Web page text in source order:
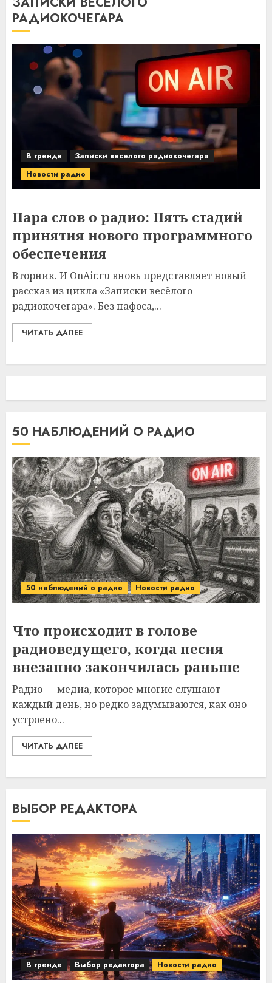
РАДИОКОЧЕГАРА
В тренде
Записки веселого радиокочегара
Новости радио
Пара слов о радио: Пять стадий
принятия нового программного
обеспечения
Вторник. И OnAir.ru вновь представляет новый
рассказ из цикла «Записки весёлого
радиокочегара». Без пафоса,...
ЧИТАТЬ ДАЛЕЕ
50 НАБЛЮДЕНИЙ О РАДИО
50 наблюдений о радио Новости радио
Что происходит в голове
радиоведущего, когда песня
внезапно закончилась раньше
Радио — медиа, которое многие слушают
каждый день, но редко задумываются, как оно
устроено...
ЧИТАТЬ ДАЛЕЕ
ВЫБОР РЕДАКТОРА
В тренде Выбор редактора Новости радио